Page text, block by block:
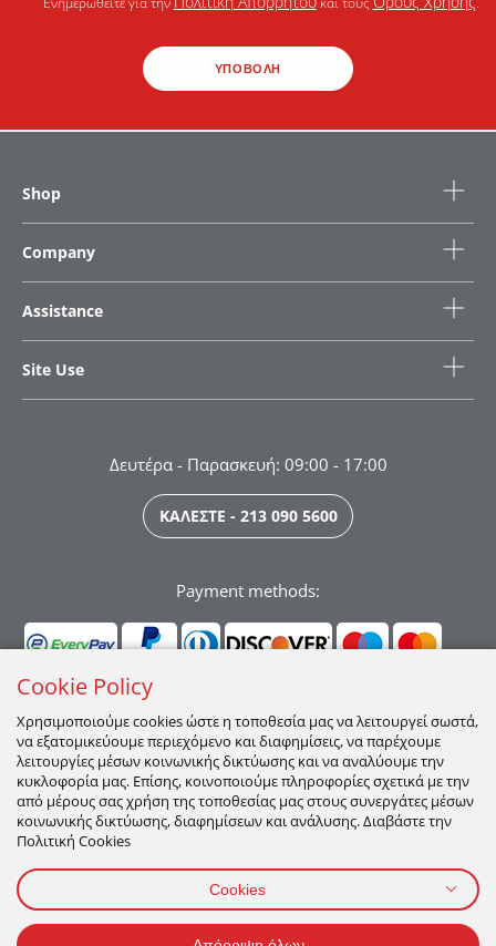
ΥΠΟΒΟΛΗ
Shop
Company
Assistance
Site Use
Δευτέρα - Παρασκευή: 09:00 - 17:00
ΚΑΛΕΣΤΕ - 213 090 5600
Payment methods:
Ακολουθήστε μας:
ΟΡΟΙ ΧΡΗΣΗΣ
Cookie Policy
Χρησιμοποιούμε cookies ώστε η τοποθεσία μας να λειτουργεί σωστά,
να εξατομικεύουμε περιεχόμενο και διαφημίσεις, να παρέχουμε
λειτουργίες μέσων κοινωνικής δικτύωσης και να αναλύουμε την
κυκλοφορία μας. Επίσης, κοινοποιούμε πληροφορίες σχετικά με την
από μέρους σας χρήση της τοποθεσίας μας στους συνεργάτες μέσων
κοινωνικής δικτύωσης, διαφημίσεων και ανάλυσης. Διαβάστε την
Πολιτική Cookies
Cookies